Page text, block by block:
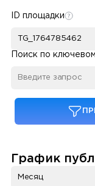
ID площадки
Поиск по
График
Месяц